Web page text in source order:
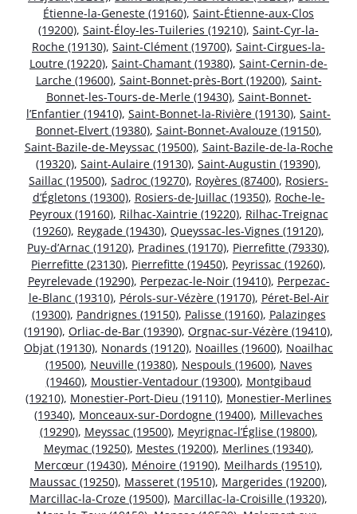
Étienne-la-Geneste (19160), Saint-Étienne-aux-Clos
(19200), Saint-Éloy-les-Tuileries (19210), Saint-Cyr-la-
Roche (19130), Saint-Clément (19700), Saint-Cirgues-la-
Loutre (19220), Saint-Chamant (19380), Saint-Cernin-de-
Larche (19600), Saint-Bonnet-près-Bort (19200), Saint-
Bonnet-les-Tours-de-Merle (19430), Saint-Bonnet-
l’Enfantier (19410), Saint-Bonnet-la-Rivière (19130), Saint-
Bonnet-Elvert (19380), Saint-Bonnet-Avalouze (19150),
Saint-Bazile-de-Meyssac (19500), Saint-Bazile-de-la-Roche
(19320), Saint-Aulaire (19130), Saint-Augustin (19390),
Saillac (19500), Sadroc (19270), Royères (87400), Rosiers-
d’Égletons (19300), Rosiers-de-Juillac (19350), Roche-le-
Peyroux (19160), Rilhac-Xaintrie (19220), Rilhac-Treignac
(19260), Reygade (19430), Queyssac-les-Vignes (19120),
Puy-d’Arnac (19120), Pradines (19170), Pierrefitte (79330),
Pierrefitte (23130), Pierrefitte (19450), Peyrissac (19260),
Peyrelevade (19290), Perpezac-le-Noir (19410), Perpezac-
le-Blanc (19310), Pérols-sur-Vézère (19170), Péret-Bel-Air
(19300), Pandrignes (19150), Palisse (19160), Palazinges
(19190), Orliac-de-Bar (19390), Orgnac-sur-Vézère (19410),
Objat (19130), Nonards (19120), Noailles (19600), Noailhac
(19500), Neuville (19380), Nespouls (19600), Naves
(19460), Moustier-Ventadour (19300), Montgibaud
(19210), Monestier-Port-Dieu (19110), Monestier-Merlines
(19340), Monceaux-sur-Dordogne (19400), Millevaches
(19290), Meyssac (19500), Meyrignac-l’Église (19800),
Meymac (19250), Mestes (19200), Merlines (19340),
Mercœur (19430), Ménoire (19190), Meilhards (19510),
Maussac (19250), Masseret (19510), Margerides (19200),
Marcillac-la-Croze (19500), Marcillac-la-Croisille (19320),